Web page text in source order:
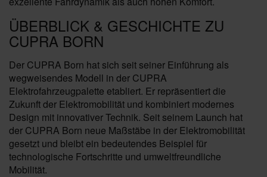
ÜBERBLICK & GESCHICHTE ZU
CUPRA BORN
Der CUPRA Born hat sich seit seiner Einführung als
wegweisendes Modell in der CUPRA
Elektrofahrzeugpalette etabliert. Er repräsentiert die
Zukunft der Elektromobilität und kombiniert modernes
Design mit innovativer Technik. Seit seinem Launch hat
der CUPRA Born neue Maßstäbe in der Elektromobilität
gesetzt und bleibt ein bedeutendes Beispiel für
technologische Fortschritte und umweltfreundliche
Mobilität.